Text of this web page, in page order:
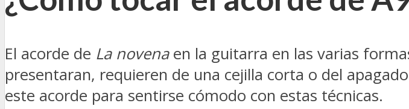
El acorde de La novenaen la guitarra en las varias
presentaran, requieren de una cejilla corta o del
este acorde para sentirse cómodo con estas técnicas.